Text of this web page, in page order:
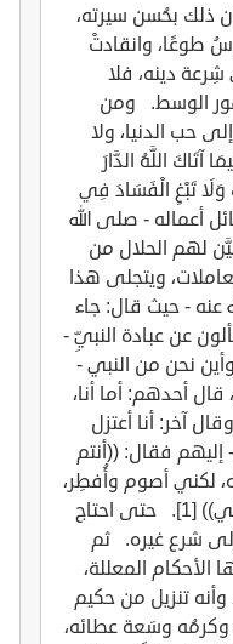
ذلك بحُسن سيرته،
طوعًا، وانقادتْ
دينه، فلا
الوسط. ومن
حب الدنيا، ولا
آتَاكَ اللَّهُ الدَّارَ
وَلَا تَبْغِ الْفَسَادَ فِي
? [القصص: 77]. ومن فضائل أعماله - صلى الله
لهم الحلال من
ويتجلى هذا
عنه - حيث قال: جاء
عن عبادة النبيِّ -
نحن من النبي -
أحدهم: أما أنا،
آخر: أنا أعتزل
- إليهم فقال: ((أنتم
لكني أصوم وأُفطِر،
وأصلي وأرقد، وأتزوَّج النساء؛ فمن رغب عن سنتي فليس مني)) [1]. حتى احتاج
شرع غيره. ثم
المعللة،
تنزيل من حكيم
وسَعة عطائه،